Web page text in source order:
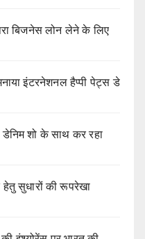
बिजनेस लोन लेने के लिए
इंटरनेशनल हैप्पी पेट्स डे
शो के साथ कर रहा
हेतु सुधारों की रूपरेखा